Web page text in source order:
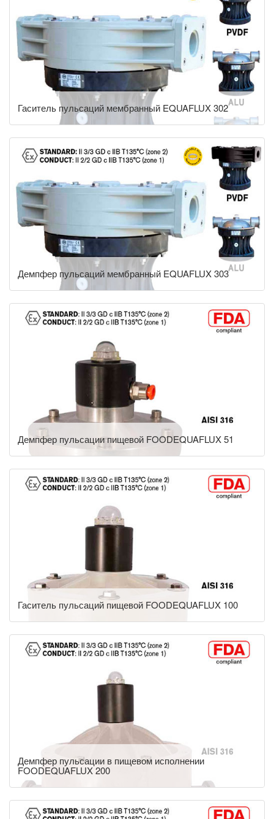
Гаситель пульсаций мембранный EQUAFLUX 302
Демпфер пульсаций мембранный EQUAFLUX 303
Демпфер пульсации пищевой FOODEQUAFLUX 51
Гаситель пульсаций пищевой FOODEQUAFLUX 100
Демпфер пульсации в пищевом исполнении
FOODEQUAFLUX 200